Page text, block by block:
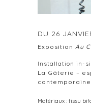
DU 26
Exposition Au
Installation in-
La Gâterie –
contemporaine
Matériaux : tissu